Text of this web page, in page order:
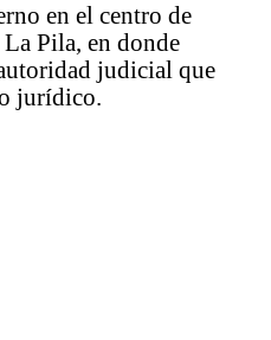
en el centro de
Pila, en donde
judicial que
jurídico.